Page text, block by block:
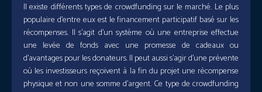
Il existe différents types de crowdfunding sur le marché. Le plus
populaire d’entre eux est le financement participatif basé sur les
récompenses. Il s’agit d’un système où une entreprise effectue
une levée de fonds avec une promesse de cadeaux ou
d’avantages pour les donateurs. Il peut aussi s’agir d’une prévente
où les investisseurs reçoivent à la fin du projet une récompense
physique et non une somme d’argent. Ce type de crowdfunding